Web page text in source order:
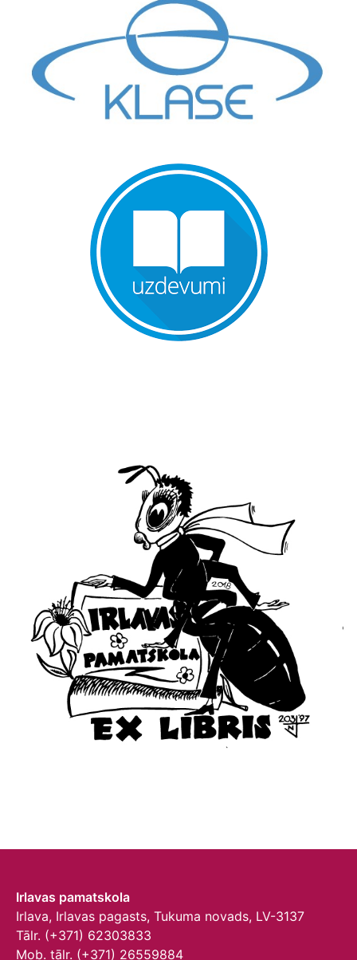
Irlavas pamatskola
Irlava, Irlavas pagasts, Tukuma novads, LV-3137
Tālr. (+371) 62303833
Mob. tālr. (+371) 26559884